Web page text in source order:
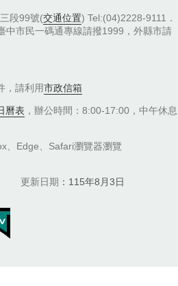
段99號(交通位置) Tel:(04)2228-9111．
中市民一碼通專線請撥1999，外縣市請
，請利用市政信箱
曆表 ，辦公時間：8:00-17:00，中午休息
、Edge、Safari瀏覽器瀏覽
更新日期 115年8月3日